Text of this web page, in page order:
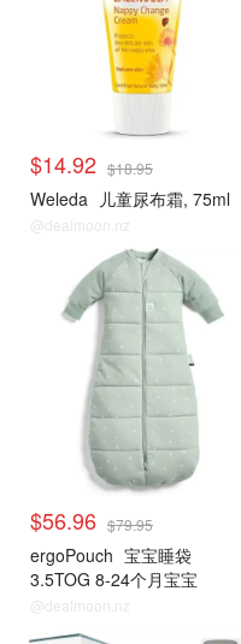
$14.92 $18.95
Weleda 儿童尿布霜, 75ml
@dealmoon.nz
$56.96 $79.95
ergoPouch 宝宝睡袋
3.5TOG 8-24个月宝宝
@dealmoon.nz